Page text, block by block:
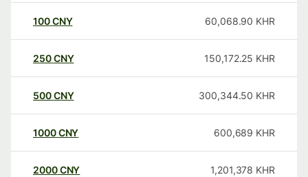
100CNY 60,068.90 KHR
250CNY 150,172.25 KHR
500CNY 300,344.50 KHR
1000CNY 600,689 KHR
2000CNY 1,201,378 KHR